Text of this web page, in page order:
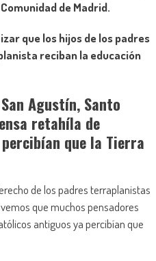
de Madrid.
que los hijos de los padres
reciban la educación
Agustín, Santo
retahíla de
que la Tierra
de los padres terraplanistas
que muchos pensadores
antiguos ya percibían que